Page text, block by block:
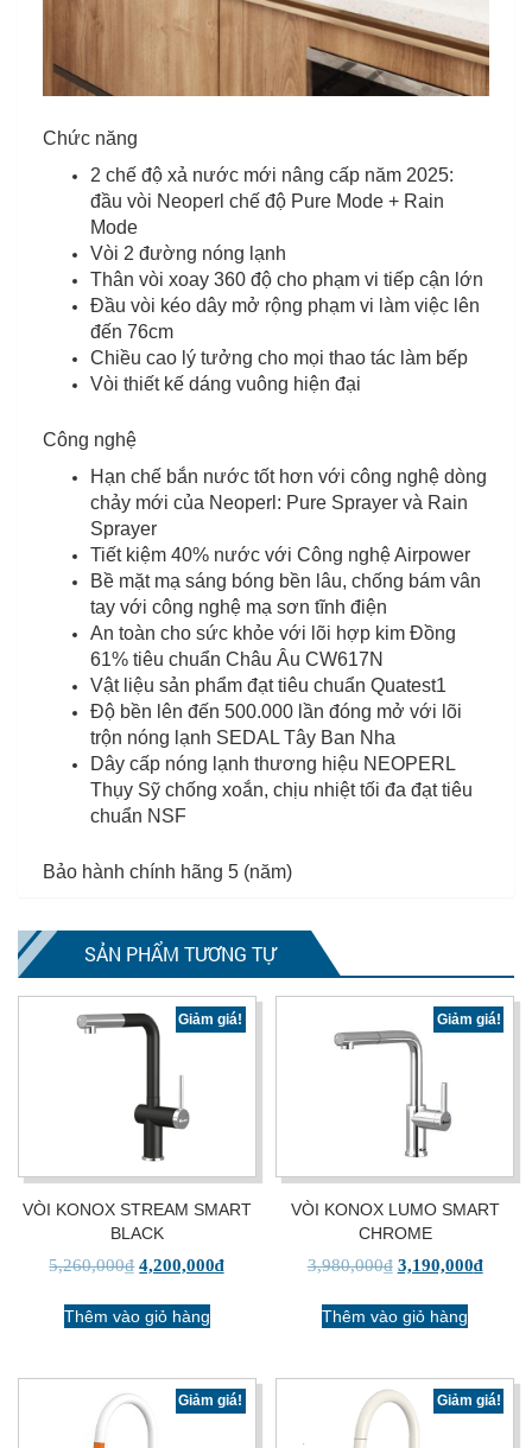
Chức năng
2 chế độ xả nước mới nâng cấp năm 2025:
đầu vòi Neoperl chế độ Pure Mode + Rain
Mode
Vòi 2 đường nóng lạnh
Thân vòi xoay 360 độ cho phạm vi tiếp cận lớn
Đầu vòi kéo dây mở rộng phạm vi làm việc lên
đến 76cm
Chiều cao lý tưởng cho mọi thao tác làm bếp
Vòi thiết kế dáng vuông hiện đại
Công nghệ
Hạn chế bắn nước tốt hơn với công nghệ dòng
chảy mới của Neoperl: Pure Sprayer và Rain
Sprayer
Tiết kiệm 40% nước với Công nghệ Airpower
Bề mặt mạ sáng bóng bền lâu, chống bám vân
tay với công nghệ mạ sơn tĩnh điện
An toàn cho sức khỏe với lõi hợp kim Đồng
61% tiêu chuẩn Châu Âu CW617N
Vật liệu sản phẩm đạt tiêu chuẩn Quatest1
Độ bền lên đến 500.000 lần đóng mở với lõi
trộn nóng lạnh SEDAL Tây Ban Nha
Dây cấp nóng lạnh thương hiệu NEOPERL
Thụy Sỹ chống xoắn, chịu nhiệt tối đa đạt tiêu
chuẩn NSF
Bảo hành chính hãng 5 (năm)
SẢN PHẨM TƯƠNG TỰ
Giảm giá!
VÒI KONOX STREAM SMART
BLACK
5,260,000₫ 4,200,000₫
Thêm vào giỏ hàng
Giảm giá!
VÒI KONOX LUMO SMART
CHROME
3,980,000₫ 3,190,000₫
Thêm vào giỏ hàng
Giảm giá! Giảm giá!